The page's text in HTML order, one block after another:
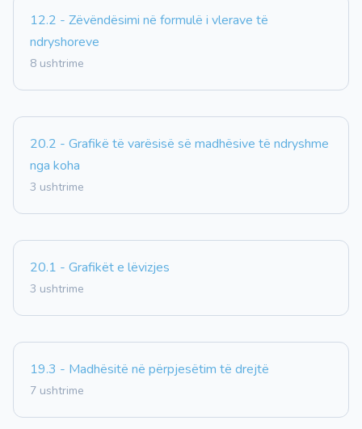
12.2 - Zëvëndësimi në formulë i vlerave të
ndryshoreve
8 ushtrime
20.2 - Grafikë të varësisë së madhësive të ndryshme
nga koha
3 ushtrime
20.1 - Grafikët e lëvizjes
3 ushtrime
19.3 - Madhësitë në përpjesëtim të drejtë
7 ushtrime